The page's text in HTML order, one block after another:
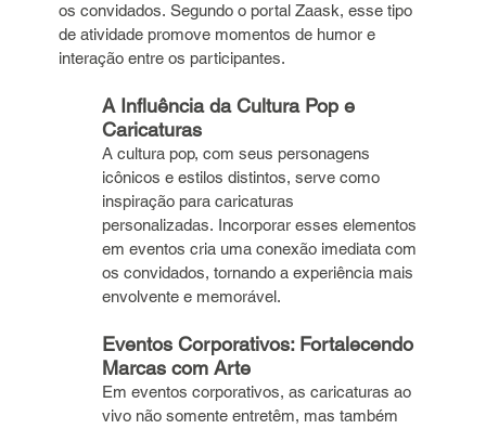
os convidados. Segundo o portal Zaask, esse tipo
de atividade promove momentos de humor e
interação entre os participantes.
A Influência da Cultura Pop e
Caricaturas
A cultura pop, com seus personagens
icônicos e estilos distintos, serve como
inspiração para caricaturas
personalizadas. Incorporar esses elementos
em eventos cria uma conexão imediata com
os convidados, tornando a experiência mais
envolvente e memorável.
Eventos Corporativos: Fortalecendo
Marcas com Arte
Em eventos corporativos, as caricaturas ao
vivo não somente entretêm, mas também